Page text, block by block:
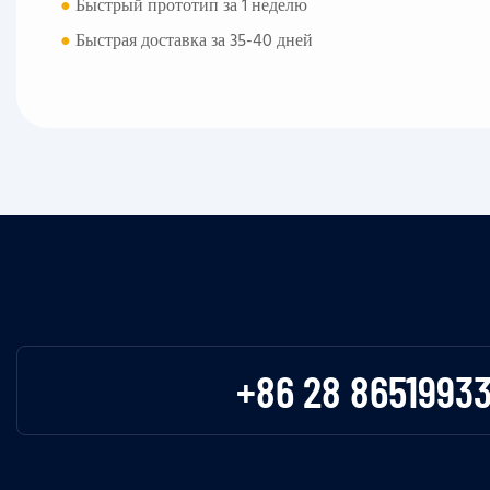
●Быстрый прототип за 1 неделю
●Быстрая доставка за 35-40 дней
+86 28